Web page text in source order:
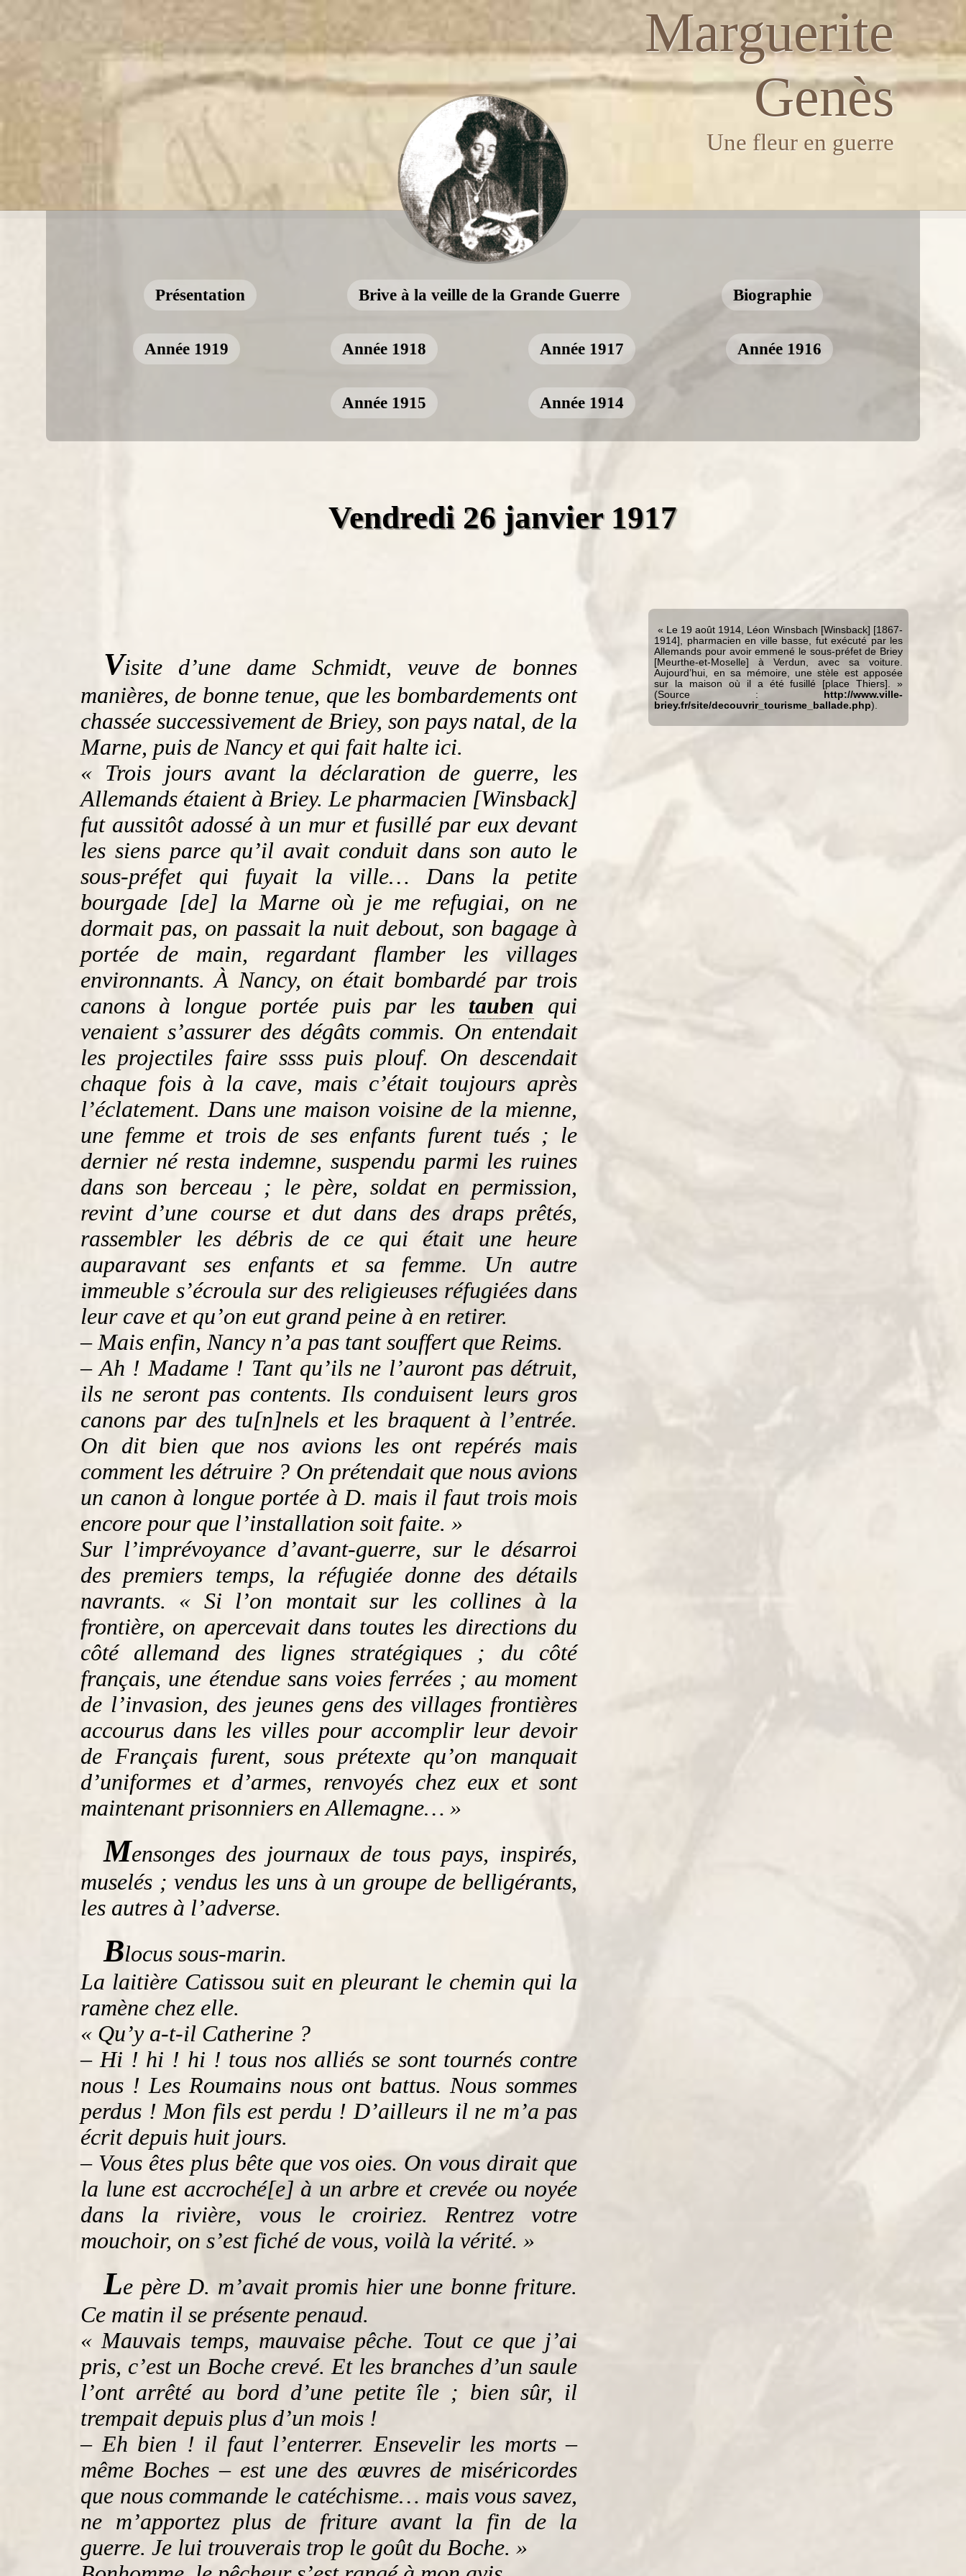
Marguerite
Genès
Une fleur en guerre
Présentation Brive à la veille de la Grande Guerre Biographie
Année 1919 Année 1918 Année 1917 Année 1916
Année 1915 Année 1914
Vendredi 26 janvier 1917
Visite d’une dame Schmidt, veuve de bonnes
manières, de bonne tenue, que les bombardements ont
chassée successivement de Briey, son pays natal, de la
Marne, puis de Nancy et qui fait halte ici.
« Trois jours avant la déclaration de guerre, les
Allemands étaient à Briey. Le pharmacien [Winsback]
fut aussitôt adossé à un mur et fusillé par eux devant
les siens parce qu’il avait conduit dans son auto le
sous-préfet qui fuyait la ville… Dans la petite
bourgade [de] la Marne où je me refugiai, on ne
dormait pas, on passait la nuit debout, son bagage à
portée de main, regardant flamber les villages
environnants. À Nancy, on était bombardé par trois
canons à longue portée puis par les tauben qui
venaient s’assurer des dégâts commis. On entendait
les projectiles faire ssss puis plouf. On descendait
chaque fois à la cave, mais c’était toujours après
l’éclatement. Dans une maison voisine de la mienne,
une femme et trois de ses enfants furent tués ; le
dernier né resta indemne, suspendu parmi les ruines
dans son berceau ; le père, soldat en permission,
revint d’une course et dut dans des draps prêtés,
rassembler les débris de ce qui était une heure
auparavant ses enfants et sa femme. Un autre
immeuble s’écroula sur des religieuses réfugiées dans
leur cave et qu’on eut grand peine à en retirer.
– Mais enfin, Nancy n’a pas tant souffert que Reims.
– Ah ! Madame ! Tant qu’ils ne l’auront pas détruit,
ils ne seront pas contents. Ils conduisent leurs gros
canons par des tu[n]nels et les braquent à l’entrée.
On dit bien que nos avions les ont repérés mais
comment les détruire ? On prétendait que nous avions
un canon à longue portée à D. mais il faut trois mois
encore pour que l’installation soit faite. »
Sur l’imprévoyance d’avant-guerre, sur le désarroi
des premiers temps, la réfugiée donne des détails
navrants. « Si l’on montait sur les collines à la
frontière, on apercevait dans toutes les directions du
côté allemand des lignes stratégiques ; du côté
français, une étendue sans voies ferrées ; au moment
de l’invasion, des jeunes gens des villages frontières
accourus dans les villes pour accomplir leur devoir
de Français furent, sous prétexte qu’on manquait
d’uniformes et d’armes, renvoyés chez eux et sont
maintenant prisonniers en Allemagne… »
Mensonges des journaux de tous pays, inspirés,
muselés ; vendus les uns à un groupe de belligérants,
les autres à l’adverse.
Blocus sous-marin.
La laitière Catissou suit en pleurant le chemin qui la
ramène chez elle.
« Qu’y a-t-il Catherine ?
– Hi ! hi ! hi ! tous nos alliés se sont tournés contre
nous ! Les Roumains nous ont battus. Nous sommes
perdus ! Mon fils est perdu ! D’ailleurs il ne m’a pas
écrit depuis huit jours.
– Vous êtes plus bête que vos oies. On vous dirait que
la lune est accroché[e] à un arbre et crevée ou noyée
dans la rivière, vous le croiriez. Rentrez votre
mouchoir, on s’est fiché de vous, voilà la vérité. »
Le père D. m’avait promis hier une bonne friture.
Ce matin il se présente penaud.
« Mauvais temps, mauvaise pêche. Tout ce que j’ai
pris, c’est un Boche crevé. Et les branches d’un saule
l’ont arrêté au bord d’une petite île ; bien sûr, il
trempait depuis plus d’un mois !
– Eh bien ! il faut l’enterrer. Ensevelir les morts –
même Boches – est une des œuvres de miséricordes
que nous commande le catéchisme… mais vous savez,
ne m’apportez plus de friture avant la fin de la
guerre. Je lui trouverais trop le goût du Boche. »
« Le 19 août 1914, Léon Winsbach [Winsback] [1867-
1914], pharmacien en ville basse, fut exécuté par les
Allemands pour avoir emmené le sous-préfet de Briey
[Meurthe-et-Moselle] à Verdun, avec sa voiture.
Aujourd’hui, en sa mémoire, une stèle est apposée
sur la maison où il a été fusillé [place Thiers]. »
(Source :
http://www.ville-
briey.fr/site/decouvrir_tourisme_ballade.php).